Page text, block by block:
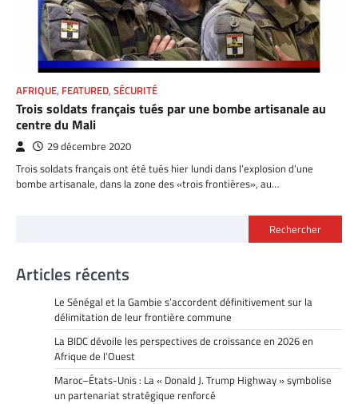
AFRIQUE, FEATURED, SÉCURITÉ
Trois soldats français tués par une bombe artisanale au
centre du Mali
29 décembre 2020
Trois soldats français ont été tués hier lundi dans l’explosion d’une
bombe artisanale, dans la zone des «trois frontières», au…
Rechercher
Articles récents
Le Sénégal et la Gambie s’accordent définitivement sur la
délimitation de leur frontière commune
La BIDC dévoile les perspectives de croissance en 2026 en
Afrique de l’Ouest
Maroc–États-Unis : La « Donald J. Trump Highway » symbolise
un partenariat stratégique renforcé